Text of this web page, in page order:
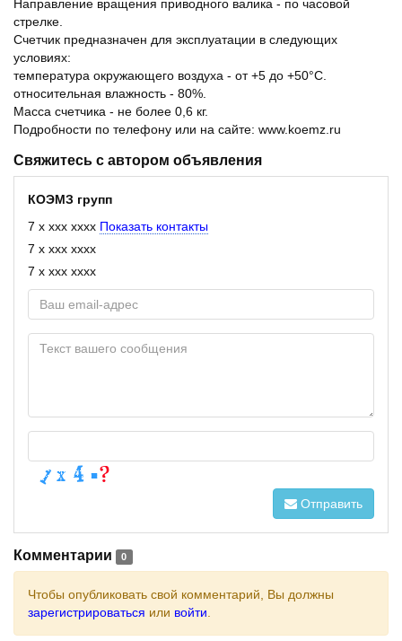
Направление вращения приводного валика - по часовой
стрелке.
Счетчик предназначен для эксплуатации в следующих
условиях:
температура окружающего воздуха - от +5 до +50°С.
относительная влажность - 80%.
Масса счетчика - не более 0,6 кг.
Подробности по телефону или на сайте: www.koemz.ru
Свяжитесь с автором объявления
КОЭМЗ групп
7 x xxx xxxx Показать контакты
7 x xxx xxxx
7 x xxx xxxx
Отправить
Комментарии 0
Чтобы опубликовать свой комментарий, Вы должны
зарегистрироваться или войти